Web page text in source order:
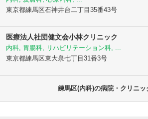
東京都練馬区石神井台二丁目35番43号
医療法人社団健文会小林クリニック
内科, 胃腸科, リハビリテーション科, ...
東京都練馬区東大泉七丁目31番3号
練馬区(内科)の病院・クリニッ